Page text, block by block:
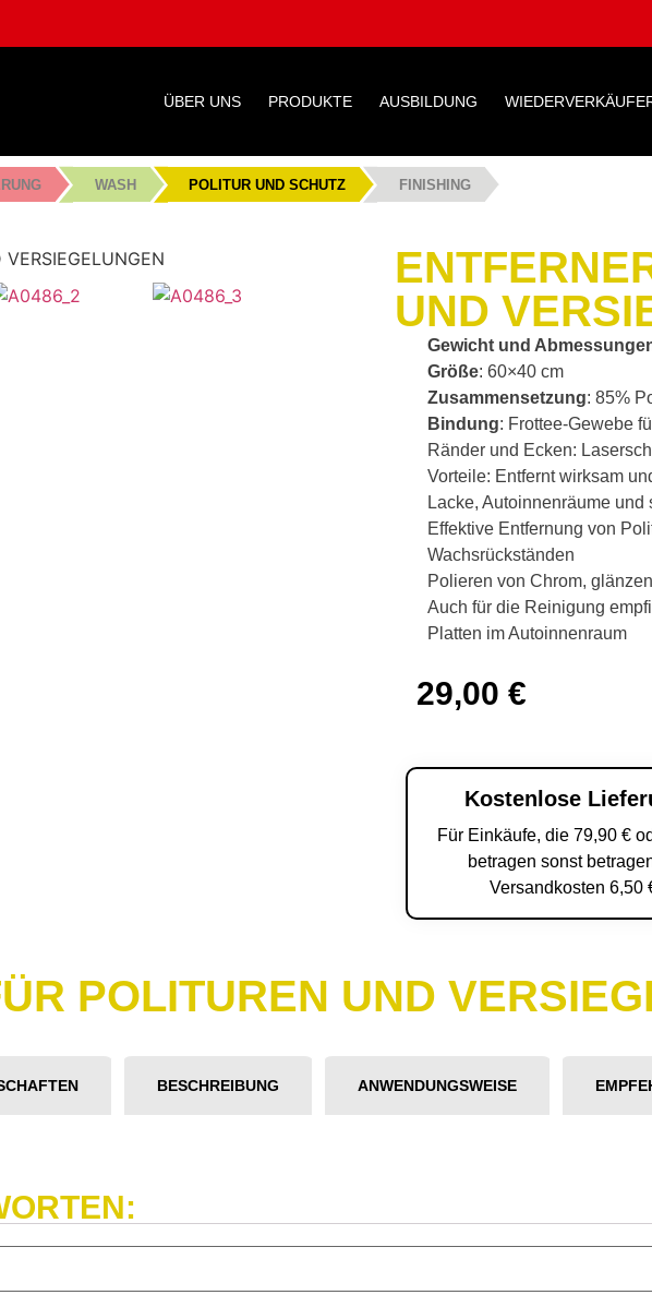
ÜBER UNS PRODUKTE AUSBILDUNG
WASH POLITUR UND SCHUTZ FINISHING
UND
Gewicht und
Größe: 60×40 cm
Zusammensetzung: 85%
Bindung: Frottee-Gewebe
Ränder und Ecken:
Vorteile: Entfernt wirksam
Lacke, Autoinnenräume
Effektive Entfernung von
Wachsrückständen
Polieren von Chrom,
Auch für die Reinigung
Platten im Autoinnenraum
29,00€
Kostenlose
Für Einkäufe, die 79,90 €
betragen sonst
Versandkosten 6,50
POLITUREN UND
BESCHREIBUNG ANWENDUNGSWEISE